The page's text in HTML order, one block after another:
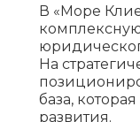
В «Море
На
база,
развития.